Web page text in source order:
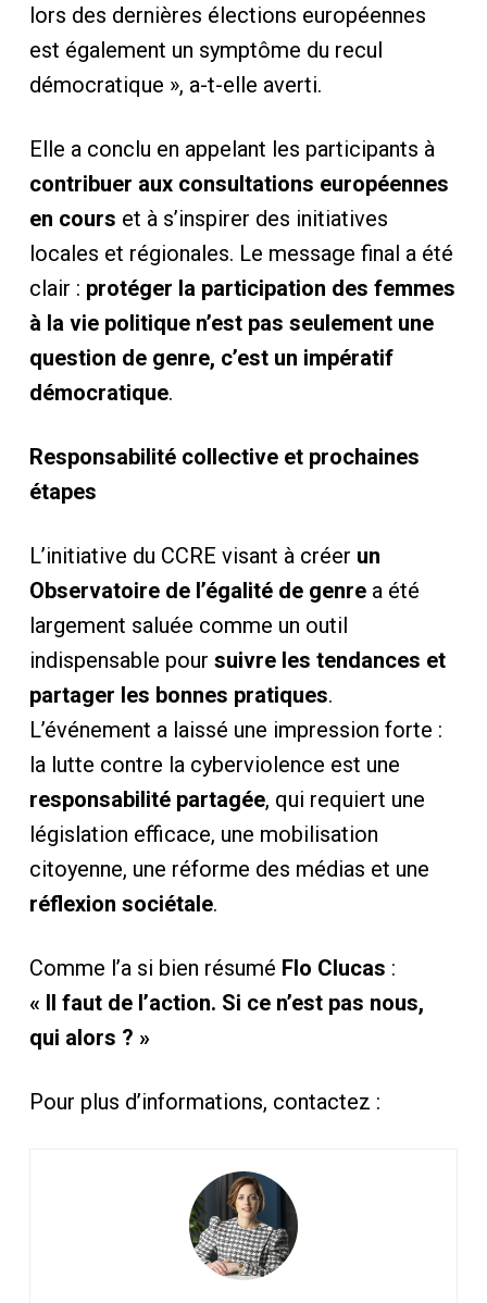
lors des dernières élections européennes
est également un symptôme du recul
démocratique », a-t-elle averti.
Elle a conclu en appelant les participants à
contribuer aux consultations européennes
en cours et à s’inspirer des initiatives
locales et régionales. Le message final a été
clair : protéger la participation des femmes
à la vie politique n’est pas seulement une
question de genre, c’est un impératif
démocratique.
Responsabilité collective et prochaines
étapes
L’initiative du CCRE visant à créer un
Observatoire de l’égalité de genrea été
largement saluée comme un outil
indispensable pour suivre les tendances et
partager les bonnes pratiques.
L’événement a laissé une impression forte :
la lutte contre la cyberviolence est une
responsabilité partagée, qui requiert une
législation efficace, une mobilisation
citoyenne, une réforme des médias et une
réflexion sociétale.
Comme l’a si bien résumé Flo Clucas :
« Il faut de l’action. Si ce n’est pas nous,
qui alors ? »
Pour plus d’informations, contactez :